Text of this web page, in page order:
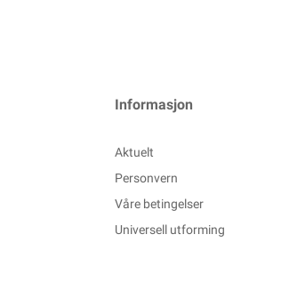
Informasjon
Aktuelt
Personvern
Våre betingelser
Universell utforming